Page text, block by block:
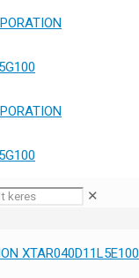
✕
XTAR040D11L5E100